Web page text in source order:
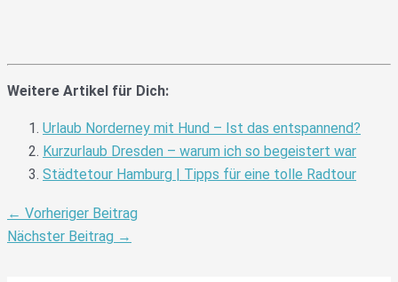
Weitere Artikel für Dich:
Urlaub Norderney mit Hund – Ist das entspannend?
Kurzurlaub Dresden – warum ich so begeistert war
Städtetour Hamburg | Tipps für eine tolle Radtour
← Vorheriger Beitrag
Nächster Beitrag →